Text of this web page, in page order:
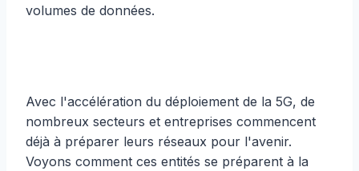
volumes de données.
Avec l'accélération du déploiement de la 5G, de
nombreux secteurs et entreprises commencent
déjà à préparer leurs réseaux pour l'avenir.
Voyons comment ces entités se préparent à la